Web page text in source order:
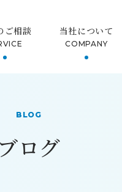
ご相談 当社について
COMPANY
BLOG
ブログ